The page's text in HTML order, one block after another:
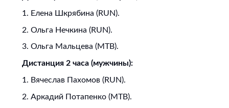
1. Елена Шкрябина (RUN).
2. Ольга Нечкина (RUN).
3. Ольга Мальцева (MTB).
Дистанция 2 часа (мужчины):
1. Вячеслав Пахомов (RUN).
2. Аркадий Потапенко (MTB).